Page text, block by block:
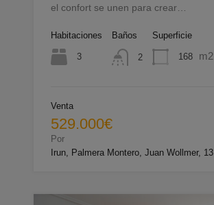
el confort se unen para crear…
Habitaciones
3
Baños
2
Superficie
168 m2
Venta
529.000€
Por
Irun, Palmera Montero, Juan Wollmer, 13